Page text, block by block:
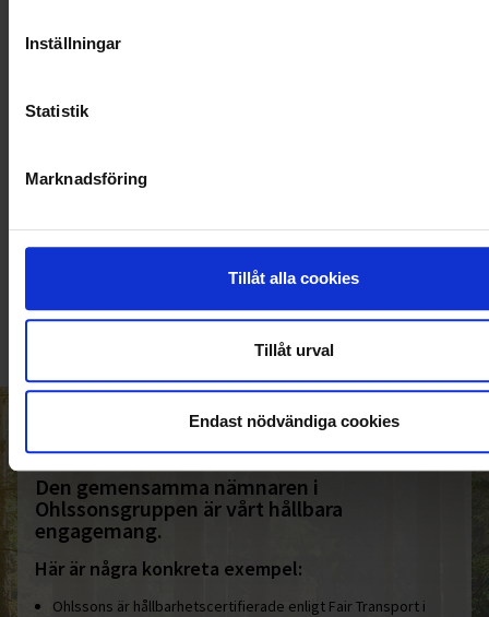
Inställningar
Statistik
Marknadsföring
Tillåt alla cookies
Tillåt urval
Endast nödvändiga cookies
KUNDTJÄNST
HELT ENKELT HÅLLBART
Den gemensamma nämnaren i
Ohlssonsgruppen är vårt hållbara
engagemang.
Här är några konkreta exempel:
Ohlssons är hållbarhetscertifierade enligt Fair Transport i